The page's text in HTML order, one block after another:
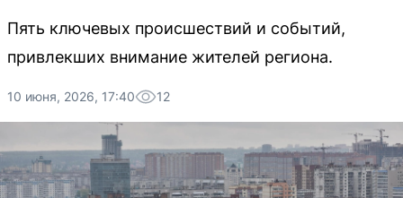
Пять ключевых происшествий и событий,
привлекших внимание жителей региона.
10 июня, 2026, 17:40 12